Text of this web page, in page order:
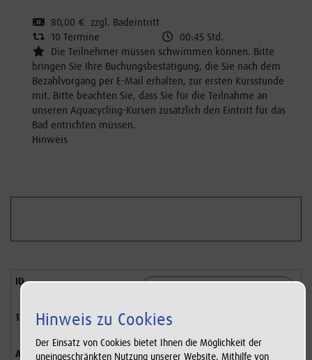
80,00 € zzgl. Badeintritt
10 Termine
00:45 Std.
Die Teilnehmer müssen schwimmen können. Bitte
bringen Sie Ihre Buchungsbestätigung, die Sie nach dem
Bezahlvorgang per E-Mail erhalten, zur ersten Kursstunde
mit. Bitte beachten Sie, dass Sie für die Teilnahme an
unseren Aquacycling-Kursen zusätzlich den Eintritt für das
Bad entrichten müssen.
Hinweis
Hinweis zu Cookies
Der Einsatz von Cookies bietet Ihnen die Möglichkeit der
uneingeschränkten Nutzung unserer Website. Mithilfe von